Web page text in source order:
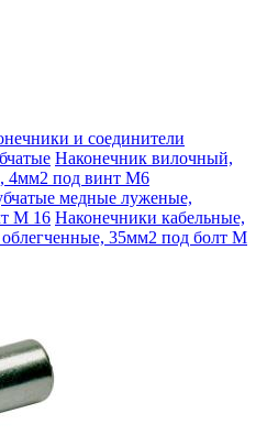
и соединители
Наконечник вилочный,
4мм2 под винт М6
медные луженые,
М 16 Наконечники кабельные,
35мм2 под болт М